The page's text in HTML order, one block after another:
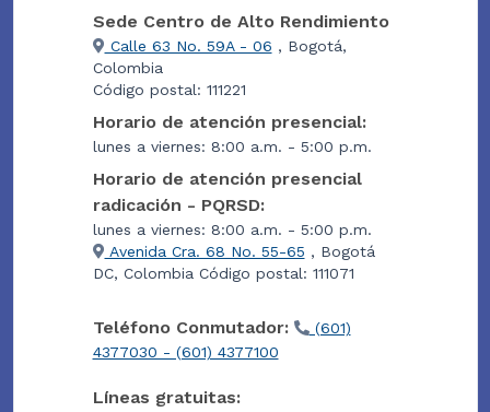
Sede Centro de Alto Rendimiento
Calle 63 No. 59A - 06 , Bogotá,
Colombia
Código postal: 111221
Horario de atención presencial:
lunes a viernes: 8:00 a.m. - 5:00 p.m.
Horario de atención presencial
radicación - PQRSD:
lunes a viernes: 8:00 a.m. - 5:00 p.m.
Avenida Cra. 68 No. 55-65 , Bogotá
DC, Colombia Código postal: 111071
Teléfono Conmutador:
(601)
4377030 - (601) 4377100
Líneas gratuitas: